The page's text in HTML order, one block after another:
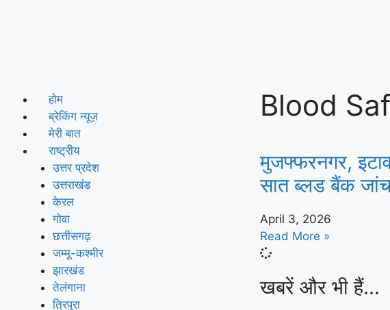
होम
ब्रेकिंग न्यूज़
मेरी बात
राष्ट्रीय
उत्तर प्रदेश
उत्तराखंड
केरल
गोवा
छत्तीसगढ़
जम्मू-कश्मीर
झारखंड
तेलंगाना
त्रिपुरा
Blood
मुजफ्फरनगर,
सात ब्लड बैंक
April 3, 2026
Read More »
खबरें और भी हैं...